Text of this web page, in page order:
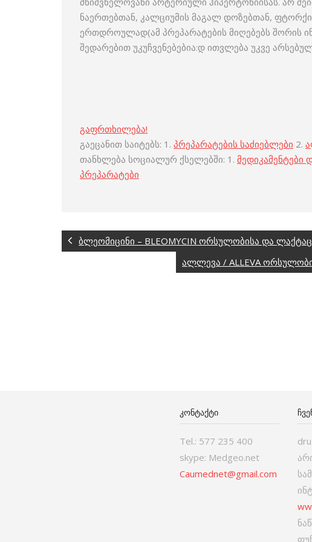
ნაერთებთან, კალციუმის მაგალ დოზებთან,
ერთდროულად(ამ პრეპარატების მიღებებს შორის
შედარებით უკუჩვენებებია:დ ითვლება უკვე
გაფრთხილება!
გაეცანით საიტებს: 1. პრეპარატების საძიებლები 2.
თანხლება სოციალურ ქსელებში: 1. მედიკამენტები
პრეპარატები
ბლეომიცინი – BLEOMYCIN ორსულობისა და
ალლევა / ALLEVA
ᲙᲝᲜᲢᲐᲥᲢᲘ
Tel.: 577 235 400
skype: Medgeo.net
Caumednet@gmail.com